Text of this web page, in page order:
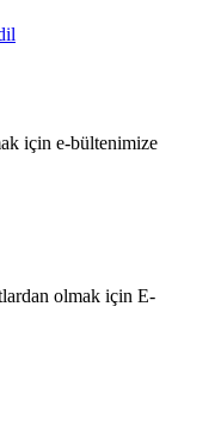
için e-bültenimize
olmak için E-